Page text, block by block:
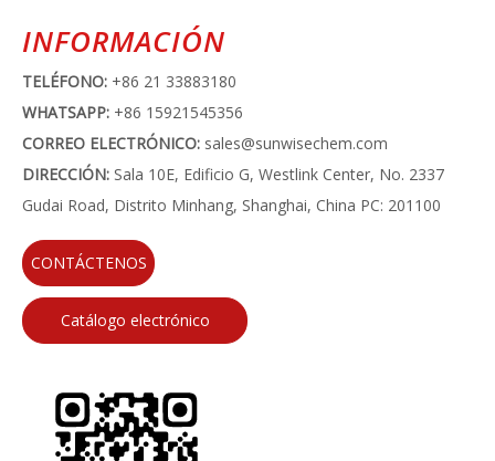
INFORMACIÓN
TELÉFONO: +86 21 33883180
WHATSAPP: +86 15921545356
CORREO ELECTRÓNICO: sales@sunwisechem.com
DIRECCIÓN: Sala 10E, Edificio G, Westlink Center, No. 2337
Gudai Road, Distrito Minhang, Shanghai, China PC: 201100
CONTÁCTENOS
Catálogo electrónico